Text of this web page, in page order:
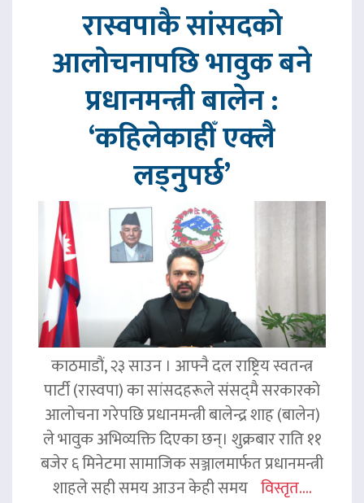
रास्वपाकै सांसदको
आलोचनापछि भावुक बने
प्रधानमन्त्री बालेन :
‘कहिलेकाहीँ एक्लै
लड्नुपर्छ’
काठमाडौं, २३ साउन । आफ्नै दल राष्ट्रिय स्वतन्त्र
पार्टी (रास्वपा) का सांसदहरूले संसद्‌मै सरकारको
आलोचना गरेपछि प्रधानमन्त्री बालेन्द्र शाह (बालेन)
ले भावुक अभिव्यक्ति दिएका छन्। शुक्रबार राति ११
बजेर ६ मिनेटमा सामाजिक सञ्जालमार्फत प्रधानमन्त्री
शाहले सही समय आउन केही समय विस्तृत....